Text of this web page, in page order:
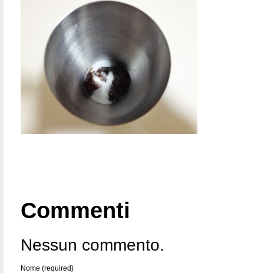
Commenti
Nessun commento.
Nome (required)